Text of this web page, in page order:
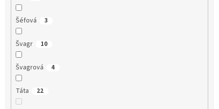
Šéfová 3
Švagr 10
Švagrová 4
Táta 22